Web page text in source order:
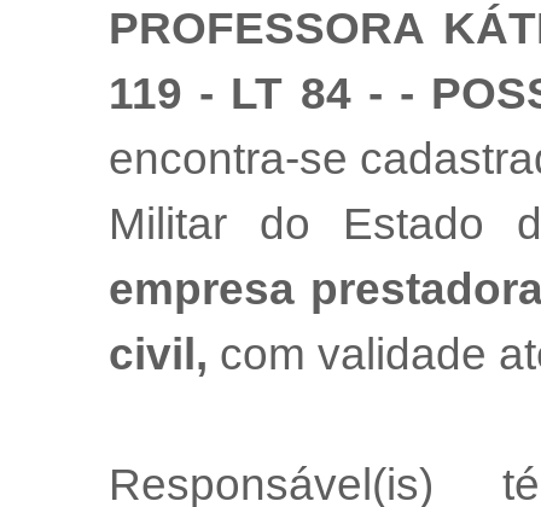
PROFESSORA
119 - LT 84 - -
encontra-se
Militar do Estado
empresa
civil, com validade
Responsável(is)